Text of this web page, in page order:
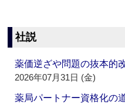
社説
薬価逆ざや問題の抜本的
2026年07月31日 (金)
薬局パートナー資格化の